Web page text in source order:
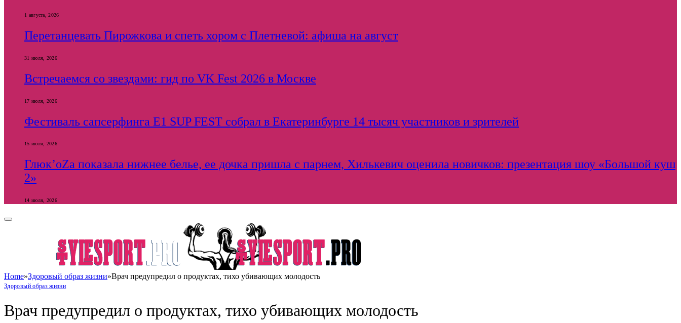
1 августа, 2026
Перетанцевать Пирожкова и спеть хором с Плетневой: афиша на август
31 июля, 2026
Встречаемся со звездами: гид по VK Fest 2026 в Москве
17 июля, 2026
Фестиваль сапсерфинга E1 SUP FEST собрал в Екатеринбурге 14 тысяч участников и зрителей
15 июля, 2026
Глюк’оZа показала нижнее белье, ее дочка пришла с парнем, Хилькевич оценила новичков: презентация шоу «Большой куш
2»
14 июля, 2026
Home»Здоровый образ жизни»Врач предупредил о продуктах, тихо убивающих молодость
Здоровый образ жизни
Врач предупредил о продуктах, тихо убивающих молодость